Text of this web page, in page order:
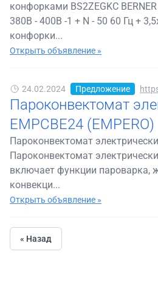
конфорками BS2ZEGKC
380В - 400В -1 + N - 50 60 Гц +
конфорки...
Открыть объявление »
24.02.2024 Предложение
Пароконвектомат
EMPCBE24 (EMPERO)
Пароконвектомат
Пароконвектомат
включает функции пароварка,
конвекци...
Открыть объявление »
« Назад